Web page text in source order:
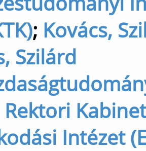
; Kovács,
Szilárd
Intézet